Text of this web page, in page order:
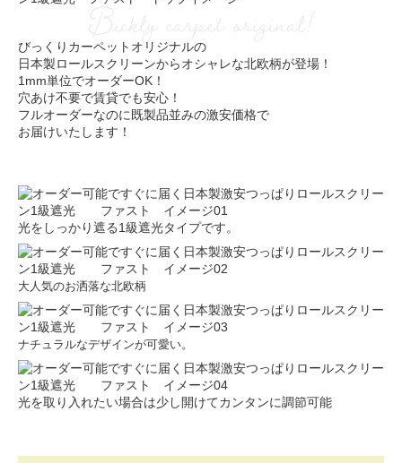
Bickly carpet original!
びっくりカーペットオリジナルの
日本製ロールスクリーンからオシャレな北欧柄が登場！
1mm単位でオーダーOK！
穴あけ不要で賃貸でも安心！
フルオーダーなのに既製品並みの激安価格で
お届けいたします！
光をしっかり遮る1級遮光タイプです。
大人気のお洒落な北欧柄
ナチュラルなデザインが可愛い。
光を取り入れたい場合は少し開けてカンタンに調節可能